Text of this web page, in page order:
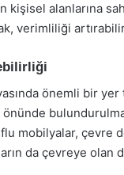
alanlarına
verimliliği
önemli bir yer
mobilyalar, çevre
da çevreye olan